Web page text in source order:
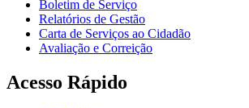
Boletim de Serviço
Relatórios de Gestão
Carta de Serviços ao Cidadão
Avaliação e Correição
Acesso Rápido